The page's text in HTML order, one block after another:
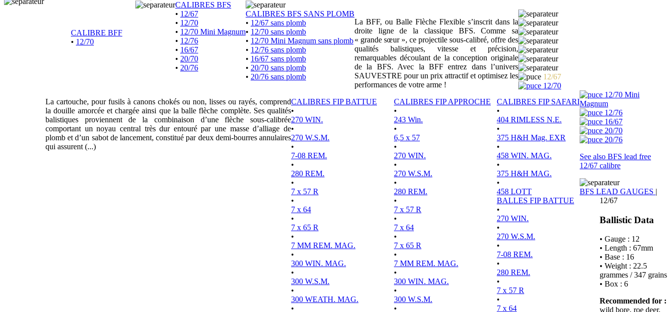
CALIBRE BFF
• 12/70
CALIBRES BFS
• 12/67
• 12/70
• 12/70 Mini Magnum
• 12/76
• 16/67
• 20/70
• 20/76
CALIBRES BFS SANS PLOMB
• 12/67 sans plomb
• 12/70 sans plomb
• 12/70 Mini Magnum sans plomb
• 12/76 sans plomb
• 16/67 sans plomb
• 20/70 sans plomb
• 20/76 sans plomb
La BFF, ou Balle Flèche Flexible s’inscrit dans la
droite ligne de la classique BFS. Comme sa
« grande sœur », ce projectile sous-calibré, offre des
qualités balistiques, vitesse et précision,
remarquables découlant de la conception originale
de la BFS. Avec la BFF entrez dans l’univers
SAUVESTRE pour un prix attractif et optimisez les
performances de votre arme !
La cartouche, pour fusils à canons chokés ou non, lisses ou rayés, comprend
la douille amorcée et chargée ainsi que la balle flèche complète. Ses qualités
balistiques proviennent de la combinaison d’une flèche sous-calibrée
comportant un noyau central très dur entouré par une masse d’alliage de
plomb et d’un sabot de lancement, constitué par deux demi-bourres annulaires
qui assurent (...)
CALIBRES FIP BATTUE
•
270 WIN.
•
270 W.S.M.
•
7-08 REM.
•
280 REM.
•
7 x 57 R
•
7 x 64
•
7 x 65 R
•
7 MM REM. MAG.
•
300 WIN. MAG.
•
300 W.S.M.
•
300 WEATH. MAG.
•
CALIBRES FIP APPROCHE
•
243 Win.
•
6,5 x 57
•
270 WIN.
•
270 W.S.M.
•
280 REM.
•
7 x 57 R
•
7 x 64
•
7 x 65 R
•
7 MM REM. MAG.
•
300 WIN. MAG.
•
300 W.S.M.
•
CALIBRES FIP SAFARI
•
404 RIMLESS N.E.
•
375 H&H Mag. EXR
•
458 WIN. MAG.
•
375 H&H MAG.
•
458 LOTT
BALLES FIP BATTUE
•
270 WIN.
•
270 W.S.M.
•
7-08 REM.
•
280 REM.
•
7 x 57 R
•
7 x 64
12/67
12/70
12/70 Mini
Magnum
12/76
16/67
20/70
20/76
See also BFS lead free
12/67 calibre
BFS LEAD GAUGES |
12/67
Ballistic Data
• Gauge : 12
• Length : 67mm
• Base : 16
• Weight : 22.5
grammes / 347 grains
• Box : 6
Recommended for :
wild bore, roe deer,